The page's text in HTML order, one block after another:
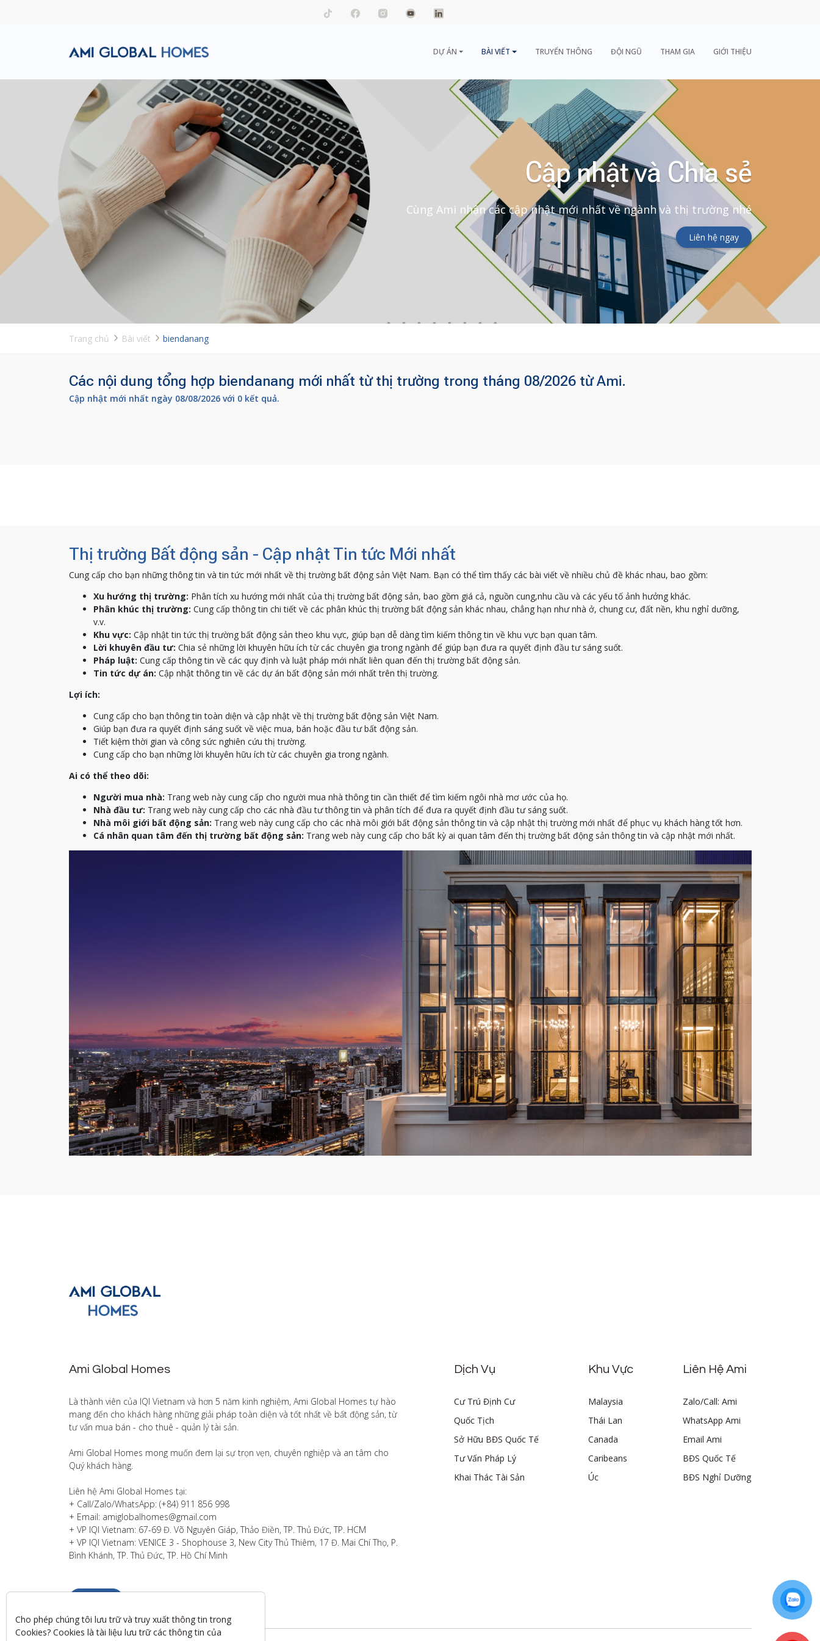
DỰ ÁN BÀI VIẾT TRUYỂN THÔNG ĐỘI NGŨ THAM GIA GIỚI THIỆU
Cập nhật và Chia sẻ
Cùng Ami nhận các cập nhật mới nhất về ngành và thị trường nhé
Liên hệ ngay
Trang chủ Bài viết biendanang
Các nội dung tổng hợp biendanang mới nhất từ thị trường trong tháng 08/2026 từ Ami.
Cập nhật mới nhất ngày 08/08/2026 với 0 kết quả.
Thị trường Bất động sản - Cập nhật Tin tức Mới nhất
Cung cấp cho bạn những thông tin và tin tức mới nhất về thị trường bất động sản Việt Nam. Bạn có thể tìm thấy các bài viết về nhiều chủ đề khác nhau, bao gồm:
Xu hướng thị trường: Phân tích xu hướng mới nhất của thị trường bất động sản, bao gồm giá cả, nguồn cung,nhu cầu và các yếu tố ảnh hưởng khác.
Phân khúc thị trường: Cung cấp thông tin chi tiết về các phân khúc thị trường bất động sản khác nhau, chẳng hạn như nhà ở, chung cư, đất nền, khu nghỉ dưỡng,
v.v.
Khu vực: Cập nhật tin tức thị trường bất động sản theo khu vực, giúp bạn dễ dàng tìm kiếm thông tin về khu vực bạn quan tâm.
Lời khuyên đầu tư: Chia sẻ những lời khuyên hữu ích từ các chuyên gia trong ngành để giúp bạn đưa ra quyết định đầu tư sáng suốt.
Pháp luật: Cung cấp thông tin về các quy định và luật pháp mới nhất liên quan đến thị trường bất động sản.
Tin tức dự án: Cập nhật thông tin về các dự án bất động sản mới nhất trên thị trường.
Lợi ích:
Cung cấp cho bạn thông tin toàn diện và cập nhật về thị trường bất động sản Việt Nam.
Giúp bạn đưa ra quyết định sáng suốt về việc mua, bán hoặc đầu tư bất động sản.
Tiết kiệm thời gian và công sức nghiên cứu thị trường.
Cung cấp cho bạn những lời khuyên hữu ích từ các chuyên gia trong ngành.
Ai có thể theo dõi:
Người mua nhà: Trang web này cung cấp cho người mua nhà thông tin cần thiết để tìm kiếm ngôi nhà mơ ước của họ.
Nhà đầu tư: Trang web này cung cấp cho các nhà đầu tư thông tin và phân tích để đưa ra quyết định đầu tư sáng suốt.
Nhà môi giới bất động sản: Trang web này cung cấp cho các nhà môi giới bất động sản thông tin và cập nhật thị trường mới nhất để phục vụ khách hàng tốt hơn.
Cá nhân quan tâm đến thị trường bất động sản: Trang web này cung cấp cho bất kỳ ai quan tâm đến thị trường bất động sản thông tin và cập nhật mới nhất.
Ami Global Homes
Là thành viên của IQI Vietnam và hơn 5 năm kinh nghiệm, Ami Global Homes tự hào
mang đến cho khách hàng những giải pháp toàn diện và tốt nhất về bất động sản, từ
tư vấn mua bán - cho thuê - quản lý tài sản.
Ami Global Homes mong muốn đem lại sự trọn vẹn, chuyên nghiệp và an tâm cho
Quý khách hàng.
Liên hệ Ami Global Homes tại:
+ Call/Zalo/WhatsApp: (+84) 911 856 998
+ Email: amiglobalhomes@gmail.com
+ VP IQI Vietnam: 67-69 Đ. Võ Nguyên Giáp, Thảo Điền, TP. Thủ Đức, TP. HCM
+ VP IQI Vietnam: VENICE 3 - Shophouse 3, New City Thủ Thiêm, 17 Đ. Mai Chí Thọ, P.
Bình Khánh, TP. Thủ Đức, TP. Hồ Chí Minh
Dịch Vụ
Cư Trú Định Cư
Quốc Tịch
Sở Hữu BĐS Quốc Tế
Tư Vấn Pháp Lý
Khai Thác Tài Sản
Khu Vực
Malaysia
Thái Lan
Canada
Caribeans
Úc
Liên Hệ Ami
Zalo/Call: Ami
WhatsApp Ami
Email Ami
BĐS Quốc Tế
BĐS Nghỉ Dưỡng
Cho phép chúng tôi lưu trữ và truy xuất thông tin trong
Cookies? Cookies là tài liệu lưu trữ các thông tin của